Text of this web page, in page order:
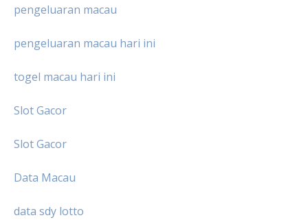
pengeluaran macau
pengeluaran macau hari ini
togel macau hari ini
Slot Gacor
Slot Gacor
Data Macau
data sdy lotto